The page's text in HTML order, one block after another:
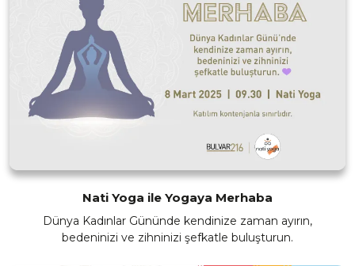
Nati Yoga ile Yogaya Merhaba
Dünya Kadınlar Gününde kendinize zaman ayırın,
bedeninizi ve zihninizi şefkatle buluşturun.